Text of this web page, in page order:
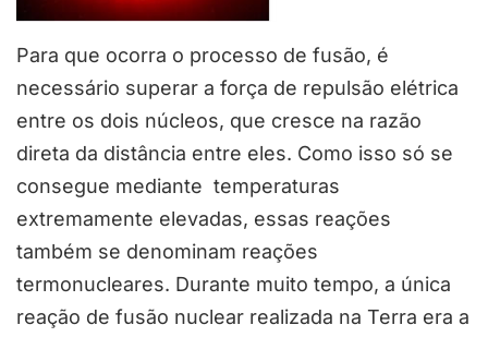
Para que ocorra o processo de fusão, é
necessário superar a força de repulsão elétrica
entre os dois núcleos, que cresce na razão
direta da distância entre eles. Como isso só se
consegue mediante temperaturas
extremamente elevadas, essas reações
também se denominam reações
termonucleares. Durante muito tempo, a única
reação de fusão nuclear realizada na Terra era a